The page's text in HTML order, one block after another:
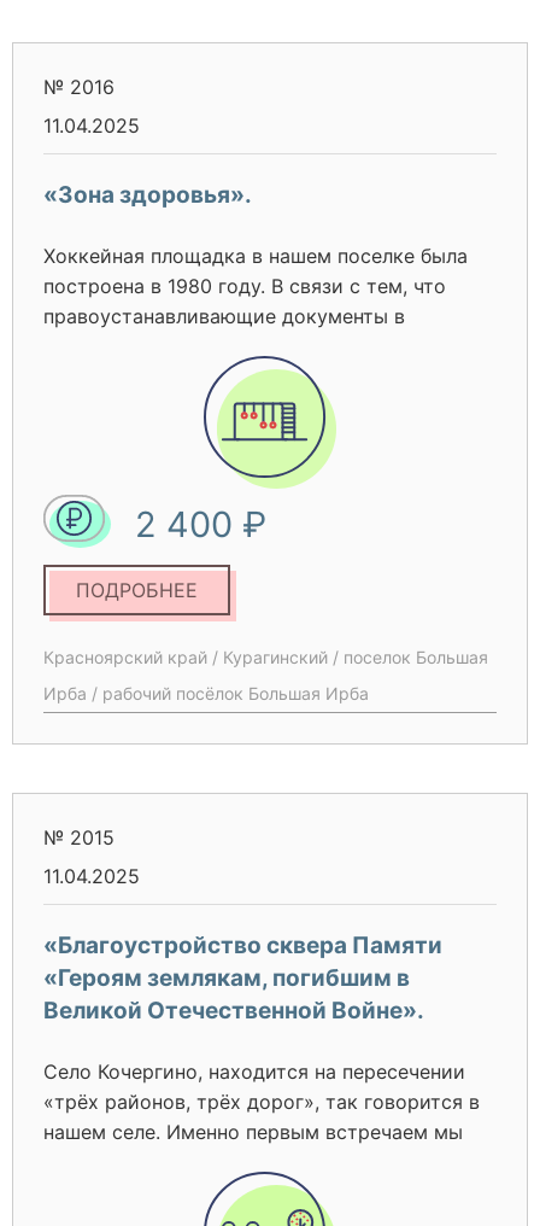
№ 2016
11.04.2025
«Зона здоровья».
Хоккейная площадка в нашем поселке была
построена в 1980 году. В связи с тем, что
правоустанавливающие документы в
оформлены, денежные средства на его
модернизацию, текущий и капитальный
ремонт не выделялись. За 40 лет хоккейная
площадка, пришло в негодность. В 2023 году
Администрацией поселка было оформлено
право собственности и у нас появилась
2 400 ₽
ПОДРОБНЕЕ
Красноярский край / Курагинский / поселок Большая
Ирба / рабочий посёлок Большая Ирба
№ 2015
11.04.2025
«Благоустройство сквера Памяти
«Героям землякам, погибшим в
Великой Отечественной Войне».
Село Кочергино, находится на пересечении
«трёх районов, трёх дорог», так говорится в
нашем селе. Именно первым встречаем мы
Минусинского районов. Село Кочергино